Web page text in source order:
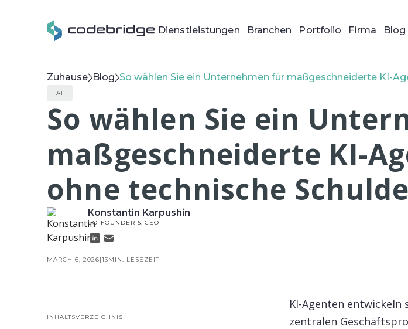
Dienstleistungen Branchen Portfolio Firma
Blog
Zuhause Blog So wählen Sie ein Unternehmen für maßgeschneiderte KI-
AI
So wählen Sie ein
maßgeschneiderte KI-
ohne technische
Konstantin Karpushin
CO-FOUNDER & CEO
MARCH 6, 2026|13MIN. LESEZEIT
INHALTSVERZEICHNIS
KI-Agenten
zentralen